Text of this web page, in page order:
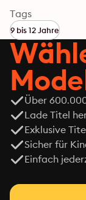
Tags
9 bis 12 Jahre
Über
Lade Titel
Exklusive
Sicher für
Einfach